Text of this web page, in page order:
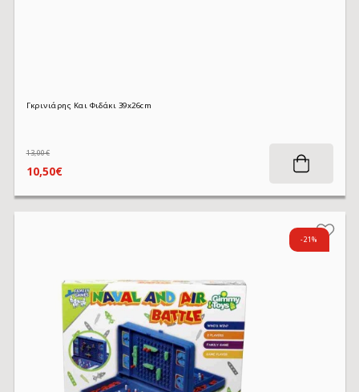
Γκρινιάρης Και Φιδάκι 39x26cm
10,50€
13,00€
-21%